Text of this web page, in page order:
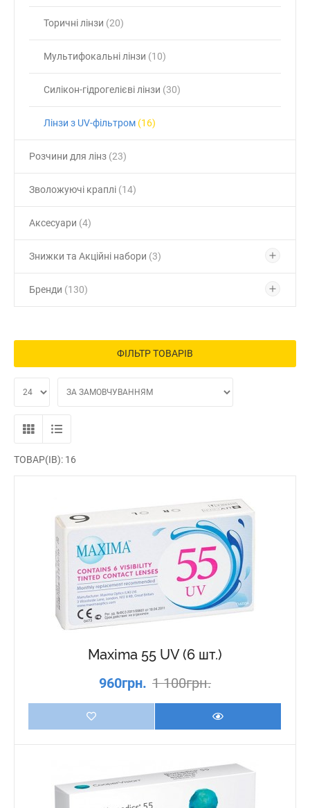
Торичні лінзи (20)
Мультифокальні лінзи (10)
Силікон-гідрогелієві лінзи (30)
Лінзи з UV-фільтром (16)
Розчини для лінз (23)
Зволожуючі краплі (14)
Аксесуари (4)
Знижки та Акційні набори (3)
Бренди (130)
ФІЛЬТР ТОВАРІВ
ТОВАР(ІВ): 16
Maxima 55 UV (6 шт.)
960грн. 1 100грн.